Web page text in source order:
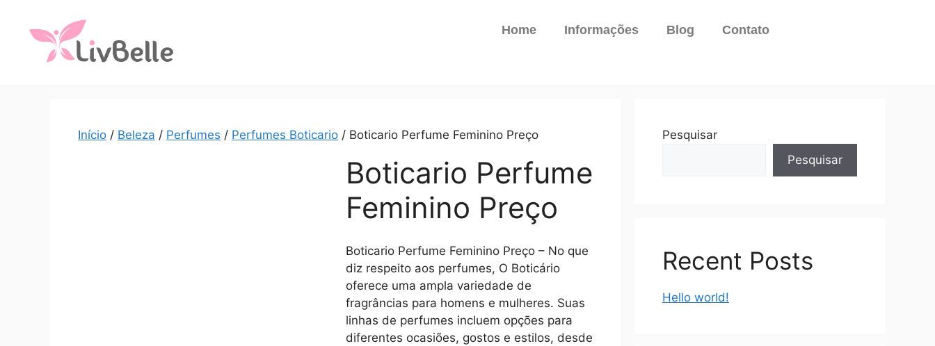
Home Informações Blog Contato
Início / Beleza / Perfumes / Perfumes Boticario / Boticario Perfume Feminino Preço
Boticario Perfume
Feminino Preço
Boticario Perfume Feminino Preço – No que
diz respeito aos perfumes, O Boticário
oferece uma ampla variedade de
fragrâncias para homens e mulheres. Suas
linhas de perfumes incluem opções para
diferentes ocasiões, gostos e estilos, desde
Pesquisar
Pesquisar
Recent Posts
Hello world!